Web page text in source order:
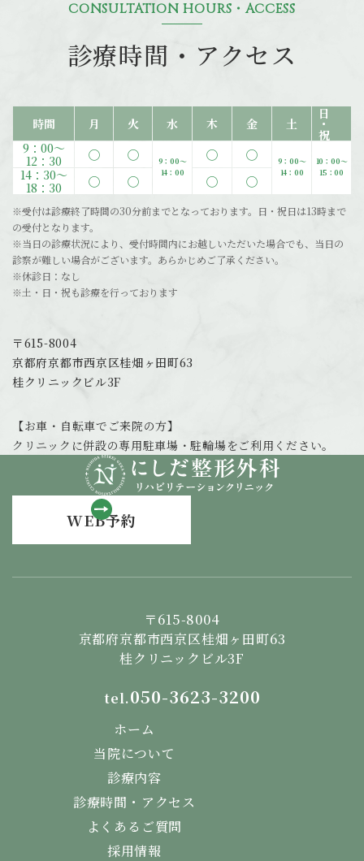
診療時間・アクセス
時間 月 火 水 木 金 土 日・祝
9：00〜
12：30
◯ ◯
9：00〜
14：00
◯ ◯
9：00〜
14：00
10：00〜
15：00
14：30〜
18：30
◯ ◯ ◯ ◯
※受付は診療終了時間の30分前までとなっております。日・祝日は13時まで
の受付となります。
※当日の診療状況により、受付時間内にお越しいただいた場合でも、当日の
診察が難しい場合がございます。あらかじめご了承ください。
※休診日：なし
※土・日・祝も診療を行っております
〒615-8004
京都府京都市西京区桂畑ヶ田町63
桂クリニックビル3F
【お車・自転車でご来院の方】
クリニックに併設の専用駐車場・駐輪場をご利用ください。
WEB予約
〒615-8004
京都府京都市西京区桂畑ヶ田町63
桂クリニックビル3F
tel.050-3623-3200
ホーム
当院について
診療内容
診療時間・アクセス
よくあるご質問
採用情報